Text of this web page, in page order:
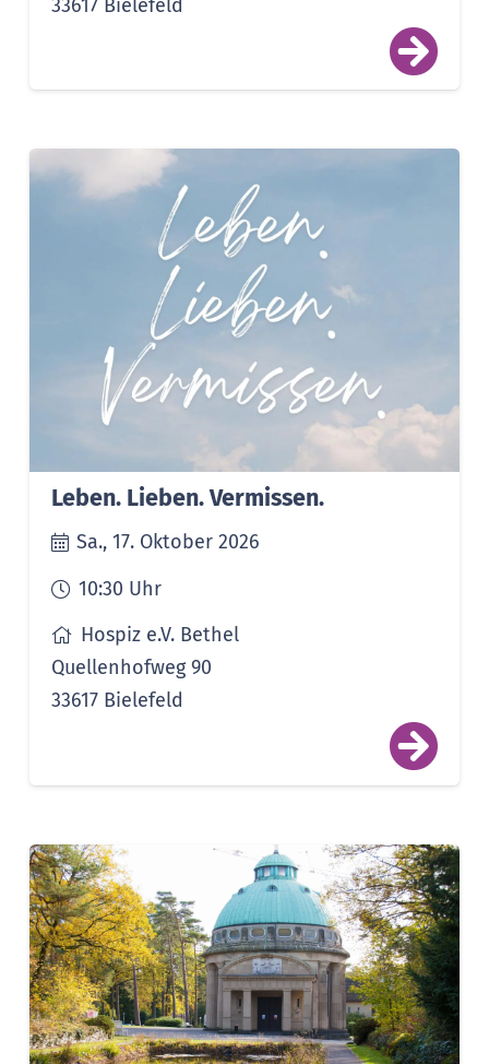
33617 Bielefeld
Leben. Lieben. Vermissen.
Sa., 17. Oktober 2026
10:30 Uhr
Hospiz e.V. Bethel
Quellenhofweg 90
33617 Bielefeld